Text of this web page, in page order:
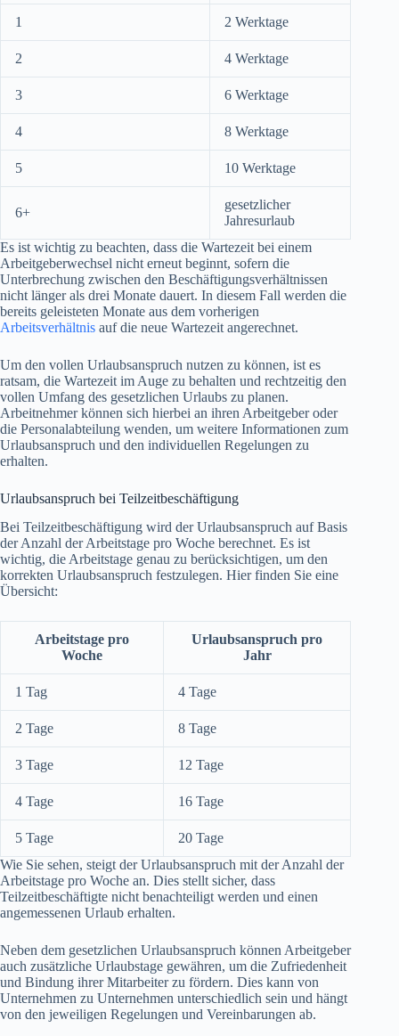
1 2 Werktage
2 4 Werktage
3 6 Werktage
4 8 Werktage
5 10 Werktage
6+
gesetzlicher
Jahresurlaub
Es ist wichtig zu beachten, dass die Wartezeit bei einem
Arbeitgeberwechsel nicht erneut beginnt, sofern die
Unterbrechung zwischen den Beschäftigungsverhältnissen
nicht länger als drei Monate dauert. In diesem Fall werden die
bereits geleisteten Monate aus dem vorherigen
Arbeitsverhältnis auf die neue Wartezeit angerechnet.
Um den vollen Urlaubsanspruch nutzen zu können, ist es
ratsam, die Wartezeit im Auge zu behalten und rechtzeitig den
vollen Umfang des gesetzlichen Urlaubs zu planen.
Arbeitnehmer können sich hierbei an ihren Arbeitgeber oder
die Personalabteilung wenden, um weitere Informationen zum
Urlaubsanspruch und den individuellen Regelungen zu
erhalten.
Urlaubsanspruch bei Teilzeitbeschäftigung
Bei Teilzeitbeschäftigung wird der Urlaubsanspruch auf Basis
der Anzahl der Arbeitstage pro Woche berechnet. Es ist
wichtig, die Arbeitstage genau zu berücksichtigen, um den
korrekten Urlaubsanspruch festzulegen. Hier finden Sie eine
Übersicht:
Arbeitstage pro
Woche
Urlaubsanspruch pro
Jahr
1 Tag 4 Tage
2 Tage 8 Tage
3 Tage 12 Tage
4 Tage 16 Tage
5 Tage
20 Tage
Wie Sie sehen, steigt der Urlaubsanspruch mit der Anzahl der
Arbeitstage pro Woche an. Dies stellt sicher, dass
Teilzeitbeschäftigte nicht benachteiligt werden und einen
angemessenen Urlaub erhalten.
Neben dem gesetzlichen Urlaubsanspruch können Arbeitgeber
auch zusätzliche Urlaubstage gewähren, um die Zufriedenheit
und Bindung ihrer Mitarbeiter zu fördern. Dies kann von
Unternehmen zu Unternehmen unterschiedlich sein und hängt
von den jeweiligen Regelungen und Vereinbarungen ab.